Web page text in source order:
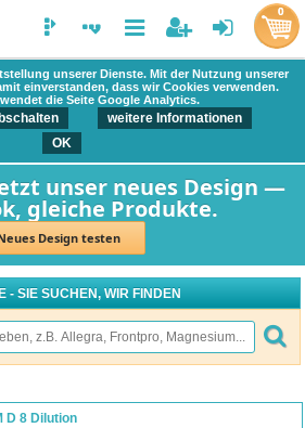
unserer Dienste. Mit der Nutzung unserer
einverstanden, dass wir Cookies verwenden.
die Seite Google Analytics.
weitere Informationen
OK
unser neues Design —
gleiche Produkte.
Design testen
0
- SIE SUCHEN, WIR FINDEN
D 8 Dilution